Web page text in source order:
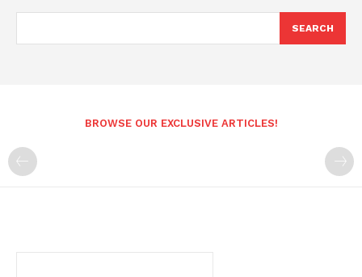
SEARCH
BROWSE OUR EXCLUSIVE ARTICLES!